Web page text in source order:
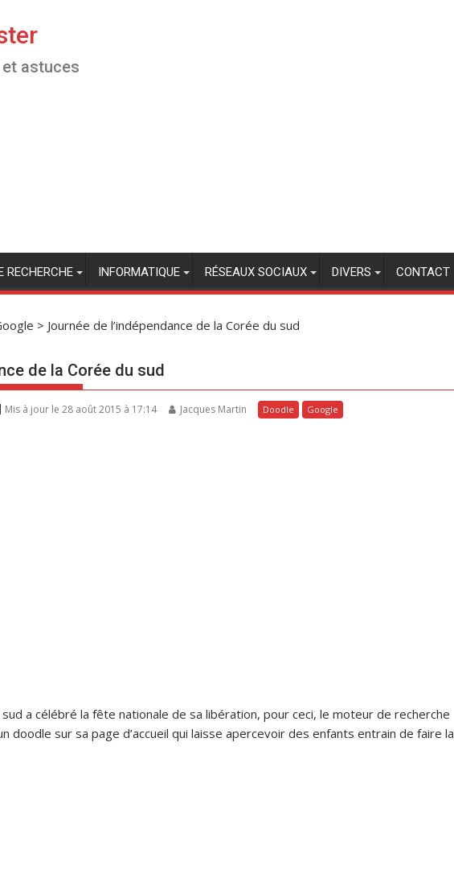
astuces
RECHERCHE INFORMATIQUE RÉSEAUX SOCIAUX DIVERS CONTACT
> Journée de l’indépendance de la Corée du sud
de la Corée du sud
Mis à jour le 28 août 2015 à 17:14 Jacques Martin Doodle Google
a célébré la fête nationale de sa libération, pour ceci, le moteur de recherche
doodle sur sa page d’accueil qui laisse apercevoir des enfants entrain de faire la